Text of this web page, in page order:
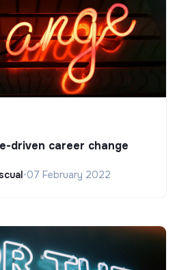
driven career change
•07 February 2022